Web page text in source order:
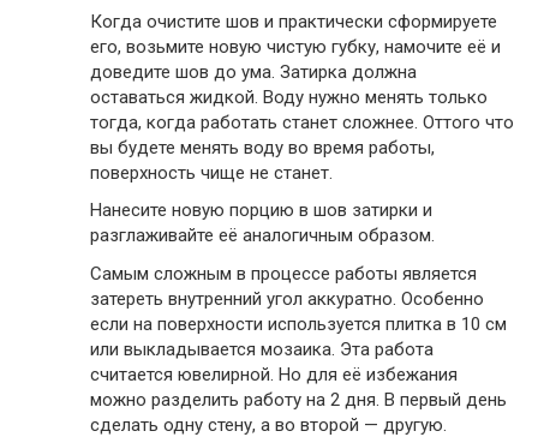
Когда очистите шов и практически сформируете
его, возьмите новую чистую губку, намочите её и
доведите шов до ума. Затирка должна
оставаться жидкой. Воду нужно менять только
тогда, когда работать станет сложнее. Оттого что
вы будете менять воду во время работы,
поверхность чище не станет.
Нанесите новую порцию в шов затирки и
разглаживайте её аналогичным образом.
Самым сложным в процессе работы является
затереть внутренний угол аккуратно. Особенно
если на поверхности используется плитка в 10 см
или выкладывается мозаика. Эта работа
считается ювелирной. Но для её избежания
можно разделить работу на 2 дня. В первый день
сделать одну стену, а во второй — другую.